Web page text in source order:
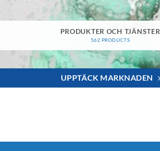
PRODUKTER OCH TJÄNSTER
562 PRODUCTS
UPPTÄCK MARKNADEN